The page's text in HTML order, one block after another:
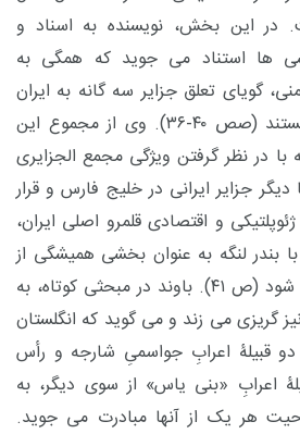
تا ۱۸۷۰ است. در این بخش، نویسنده به اسناد و
ها استناد می جوید که همگی به
گویای تعلق جزایر سه گانه به ایران
در بازۀ زمانی یادشده هستند (صص ۴۰-۳۶). وی از مجموع این
در نظر گرفتن ویژگی مجمع الجزایری
جزایر ایرانی در خلیج فارس و قرار
و اقتصادی قلمرو اصلی ایران،
بندر لنگه به عنوان بخشی همیشگی از
قلمرو ایران روشن تر می شود (ص ۴۱). باوند در مبحثی کوتاه، به
گریزی می زند و می گوید که انگلستان
قبیلۀ اعرابِ جواسمیِ شارجه و رأس
اعرابِ «بنی یاس» از سوی دیگر، به
هر یک از آنها مبادرت می جوید.